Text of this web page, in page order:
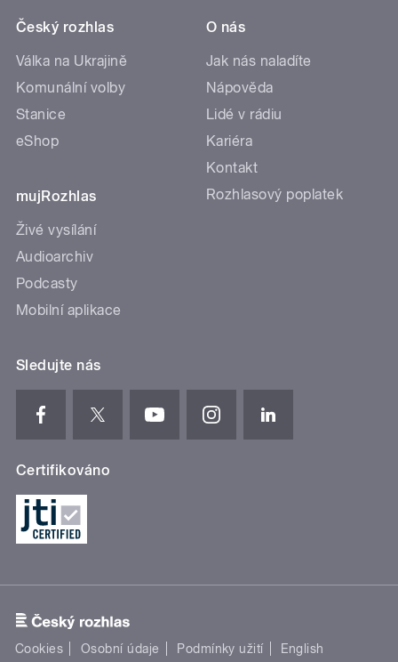
Český rozhlas
Válka na Ukrajině
Komunální volby
Stanice
eShop
mujRozhlas
Živé vysílání
Audioarchiv
Podcasty
Mobilní aplikace
O nás
Jak nás naladíte
Nápověda
Lidé v rádiu
Kariéra
Kontakt
Rozhlasový poplatek
Sledujte nás
Certifikováno
Cookies Osobní údaje Podmínky užití English